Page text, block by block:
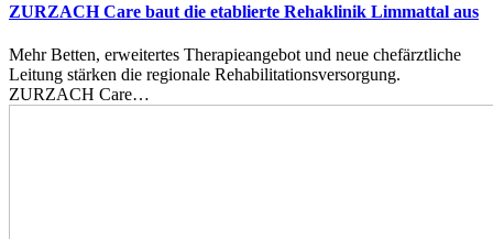
ZURZACH Care baut die etablierte Rehaklinik Limmattal aus
Mehr Betten, erweitertes Therapieangebot und neue chefärztliche
Leitung stärken die regionale Rehabilitationsversorgung.
ZURZACH Care…